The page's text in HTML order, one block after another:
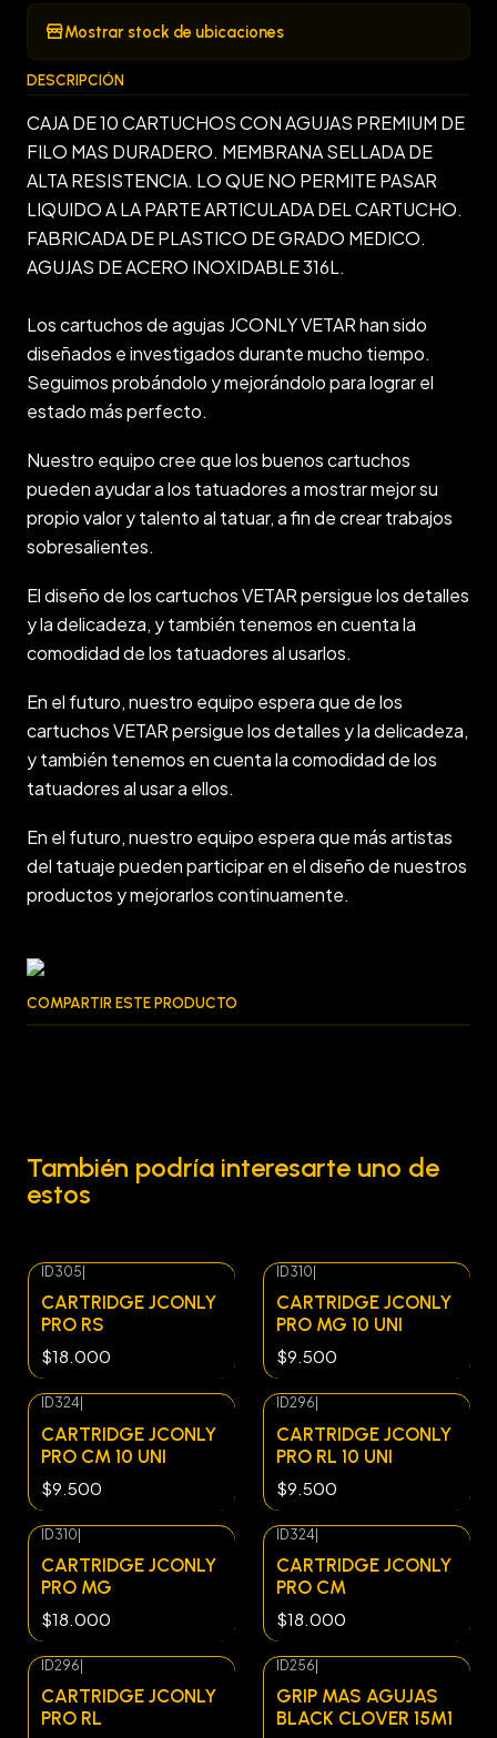
Mostrar stock de ubicaciones
DESCRIPCIÓN
CAJA DE 10 CARTUCHOS CON AGUJAS PREMIUM DE
FILO MAS DURADERO. MEMBRANA SELLADA DE
ALTA RESISTENCIA. LO QUE NO PERMITE PASAR
LIQUIDO A LA PARTE ARTICULADA DEL CARTUCHO.
FABRICADA DE PLASTICO DE GRADO MEDICO.
AGUJAS DE ACERO INOXIDABLE 316L.
Los cartuchos de agujas JCONLY VETAR han sido
diseñados e investigados durante mucho tiempo.
Seguimos probándolo y mejorándolo para lograr el
estado más perfecto.
Nuestro equipo cree que los buenos cartuchos
pueden ayudar a los tatuadores a mostrar mejor su
propio valor y talento al tatuar, a fin de crear trabajos
sobresalientes.
El diseño de los cartuchos VETAR persigue los detalles
y la delicadeza, y también tenemos en cuenta la
comodidad de los tatuadores al usarlos.
En el futuro, nuestro equipo espera que de los
cartuchos VETAR persigue los detalles y la delicadeza,
y también tenemos en cuenta la comodidad de los
tatuadores al usar a ellos.
En el futuro, nuestro equipo espera que más artistas
del tatuaje pueden participar en el diseño de nuestros
productos y mejorarlos continuamente.
COMPARTIR ESTE PRODUCTO
También podría interesarte uno de
estos
ID305
CARTRIDGE JCONLY
PRO RS
$18.000
ID310
CARTRIDGE JCONLY
PRO MG 10 UNI
$9.500
ID324
CARTRIDGE JCONLY
PRO CM 10 UNI
$9.500
ID296
CARTRIDGE JCONLY
PRO RL 10 UNI
$9.500
ID310
CARTRIDGE JCONLY
PRO MG
$18.000
ID324
CARTRIDGE JCONLY
PRO CM
$18.000
ID296
CARTRIDGE JCONLY
PRO RL
ID256
GRIP MAS AGUJAS
BLACK CLOVER 15M1